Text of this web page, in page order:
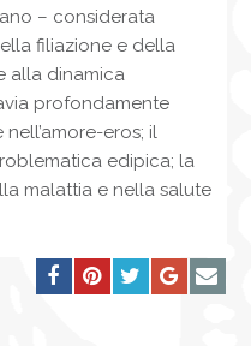
– considerata
filiazione e della
alla dinamica
profondamente
eros; il
edipica; la
malattia e nella salute